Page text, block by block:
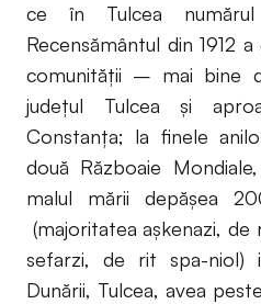
ce în Tulcea
Recensământul din 1912
comunităţii – mai bine
judeţul Tulcea şi
Constanţa; la finele
două Războaie
malul mării depăşea
(majoritatea aşkenazi,
sefarzi, de rit spa-niol)
Dunării, Tulcea, avea